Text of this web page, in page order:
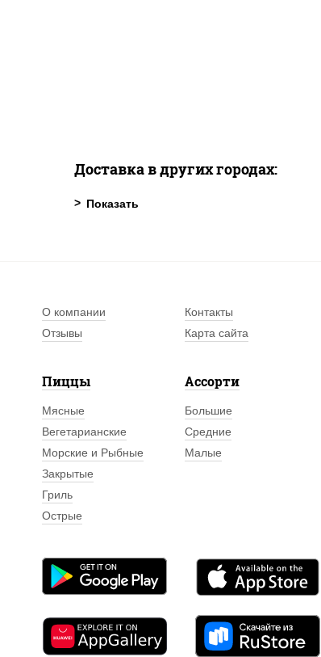
Доставка в других городах:
О компании Контакты
Отзывы
Карта сайта
Пиццы
Мясные
Вегетарианские
Морские и Рыбные
Закрытые
Гриль
Острые
Ассорти
Большие
Средние
Малые